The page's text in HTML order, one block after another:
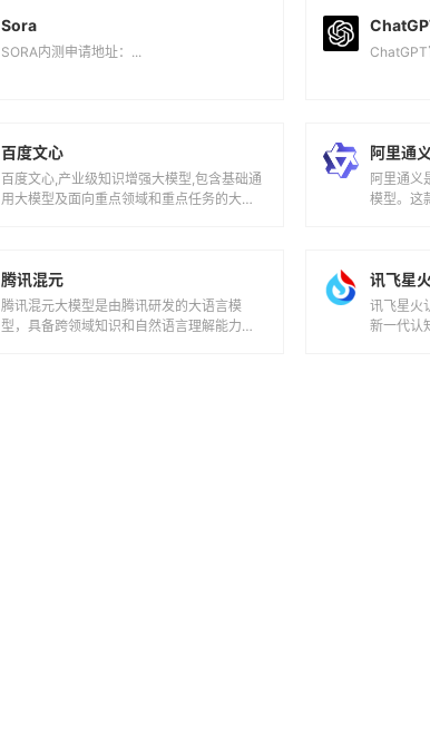
Sora
SORA内测申请地址：...
百度文心
百度文心,产业级知识增强大模型,包含基础通
用大模型及面向重点领域和重点任务的大模
阿里通义
阿里通义
模型。这
腾讯混元
腾讯混元大模型是由腾讯研发的大语言模
型，具备跨领域知识和自然语言理解能力，
讯飞星火
讯飞星火
新一代认